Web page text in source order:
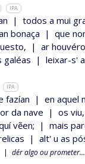
IPA
| todos a mui
bonaça | que
| ar
galéas | leixar-s'
IPA
fazían | en aquel
da nave | os
vẽen; | mais
| alt' u as
| dér algo ou prometer...